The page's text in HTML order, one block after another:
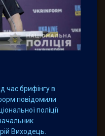
час брифінгу в
повідомили
поліції
Виходець.